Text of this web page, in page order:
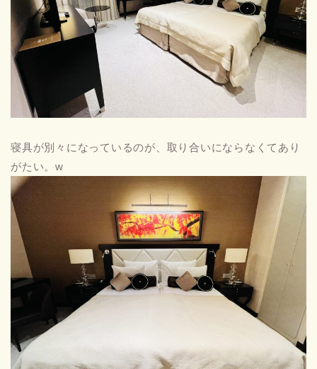
寝具が別々になっているのが、取り合いにならなくてあり
がたい。w